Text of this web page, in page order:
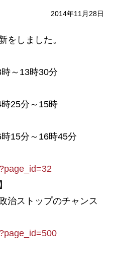
2014年11月28日
をしました。
～13時30分
25分～15時
15分～16時45分
治ストップのチャンス